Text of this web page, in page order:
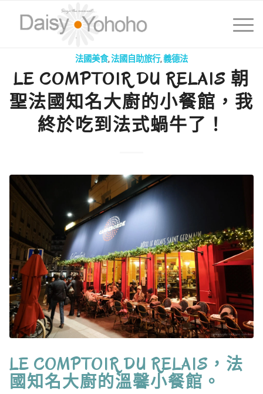
法國美食,法國自助旅行,義德法
LE COMPTOIR DU RELAIS 朝
聖法國知名大廚的小餐館，我
終於吃到法式蝸牛了！
LE COMPTOIR DU RELAIS，法
國知名大廚的溫馨小餐館。